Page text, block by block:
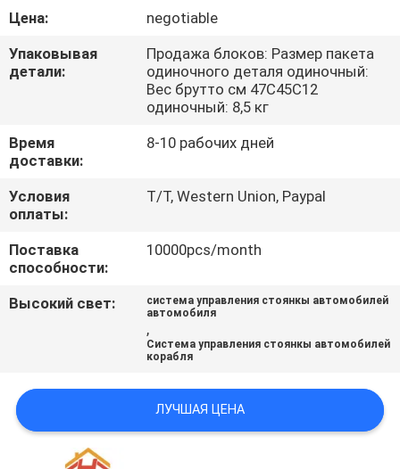
КОНТРОЛЬ
КАЧЕСТВА
СВЯЖИТЕСЬ
С
НАМИ
ЗАПРОСИТЕ
ЦИТАТУ
КАРТА
ПОЛИТИКА
УЕДИНЕНИЯ
Цена:
negotiable
Упаковывая
детали:
Продажа блоков: Размер пакета
одиночного деталя одиночный:
Вес брутто см 47С45С12
одиночный: 8,5 кг
Время
доставки:
8-10 рабочих дней
Условия
оплаты:
T/T, Western Union, Paypal
Поставка
способности:
10000pcs/month
Высокий свет:
система управления стоянкы автомобилей
автомобиля
,
Система управления стоянкы автомобилей
корабля
ЛУЧШАЯ ЦЕНА